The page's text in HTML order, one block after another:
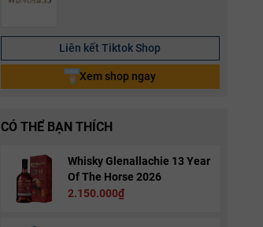
Liên kết Tiktok Shop
Xem shop ngay
CÓ THỂ BẠN THÍCH
Whisky Glenallachie 13 Year
Of The Horse 2026
2.150.000₫